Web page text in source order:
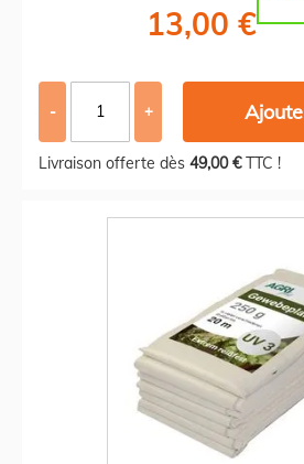
13,00 €
- +
Livraison offerte dès 49,00 €TTC !